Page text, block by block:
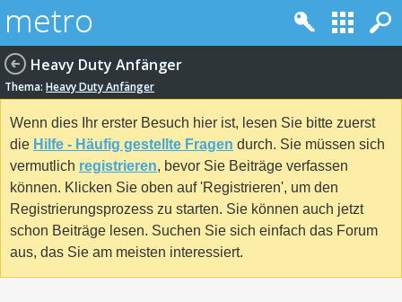
Heavy Duty Anfänger
Thema: Heavy Duty Anfänger
Wenn dies Ihr erster Besuch hier ist, lesen Sie bitte zuerst
die Hilfe - Häufig gestellte Fragen durch. Sie müssen sich
vermutlich registrieren, bevor Sie Beiträge verfassen
können. Klicken Sie oben auf 'Registrieren', um den
Registrierungsprozess zu starten. Sie können auch jetzt
schon Beiträge lesen. Suchen Sie sich einfach das Forum
aus, das Sie am meisten interessiert.